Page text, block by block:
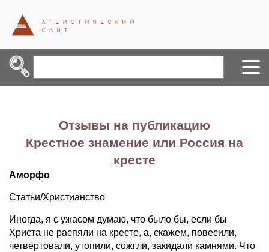
Отзывы на публикацию
Крестное знамение или Россия на
кресте
Аморфо
Статьи/Христианство
Иногда, я с ужасом думаю, что было бы, если бы
Христа не распяли на кресте, а, скажем, повесили,
четвертовали, утопили, сожгли, закидали камнями. Что